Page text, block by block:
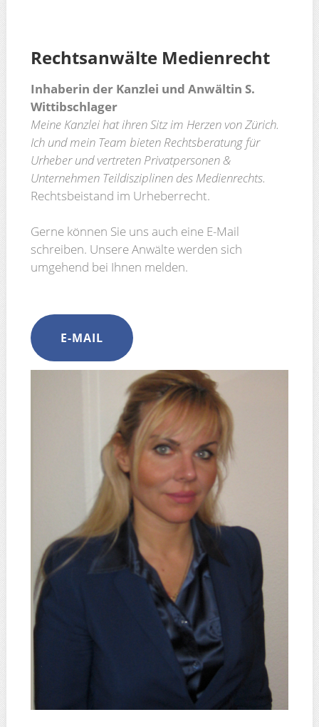
RechtsanwälteMedienrecht
Inhaberin der Kanzlei und Anwältin S.
Wittibschlager
Meine Kanzlei hat ihren Sitz im Herzen von Zürich.
Ich und mein Team bieten Rechtsberatung für
Urheber und vertreten Privatpersonen &
Unternehmen Teildisziplinen des Medienrechts.
Rechtsbeistand im Urheberrecht.
Gerne können Sie uns auch eine E-Mail
schreiben. Unsere Anwälte werden sich
umgehend bei Ihnen melden.
E-MAIL